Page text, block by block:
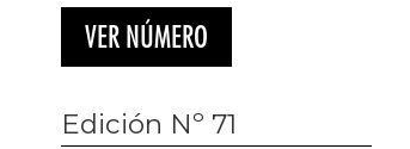
VER NÚMERO
Edición Nº 71